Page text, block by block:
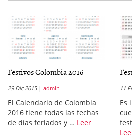
Festivos Colombia 2016
29 Dic 2015 admin
El Calendario de Colombia
2016 tiene todas las fechas
de días feriados y … Leer
11
Es